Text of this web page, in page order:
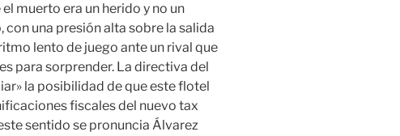
muerto era un herido y no un
una presión alta sobre la salida
lento de juego ante un rival que
para sorprender. La directiva del
la posibilidad de que este flotel
fiscales del nuevo tax
sentido se pronuncia Álvarez